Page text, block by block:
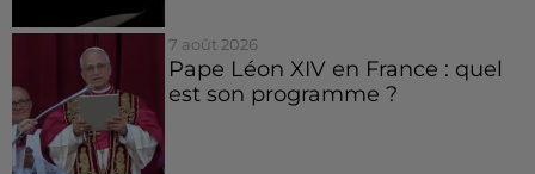
7 août 2026
Pape Léon XIV en France : quel
est son programme ?